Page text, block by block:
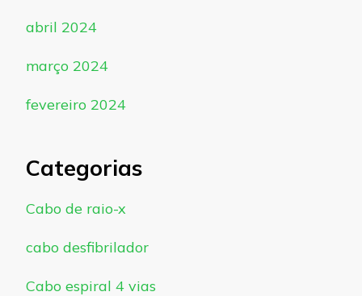
abril 2024
março 2024
fevereiro 2024
Categorias
Cabo de raio-x
cabo desfibrilador
Cabo espiral 4 vias